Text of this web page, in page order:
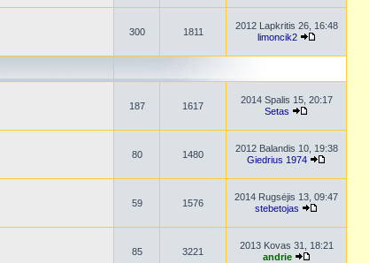
300 1811
2012 Lapkritis 26, 16:48
limoncik2
187 1617
2014 Spalis 15, 20:17
Setas
80 1480
2012 Balandis 10, 19:38
Giedrius 1974
59 1576
2014 Rugsėjis 13, 09:47
stebetojas
85 3221
2013 Kovas 31, 18:21
andrie